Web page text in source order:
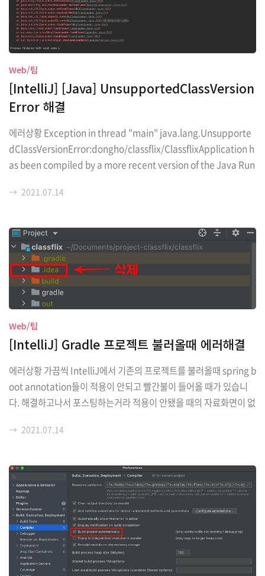
(2)
Profile("local")을 붙여줍니다. 보통은 개발단계에서 InitDB를 ma
in에서만 실행시킬때 사용합니다..
Web/팁
[IntelliJ] [Java] UnsupportedClassVersion
Error 해결
에러상황 Exception in thread "main" java.lang.Unsupporte
dClassVersionError:dongho/classflix/ClassflixApplication h
as been compiled by a more recent version of the Java Run
me only recognizes class file versions up to 52.0 원래 프로젝
전은 52.0 이라서 로딩이 불가하다는 에러입니다. 버전이 55.0, 52.
0 이라고 되어있어서 헷갈릴 수 있는데, Java 버전은 이렇..
→ 2021.07.14
Web/팁
[IntelliJ] Gradle 프로젝트 불러올때 에러해결
에러상황 가끔씩 IntelliJ에서 기존의 프로젝트를 불러올때 spring b
oot annotation들이 적용이 안되고 빨간불이 들어올 때가 있습니
다. 해결하고나서 포스팅하는거라 적용이 안됐을 때의 자료화면이 없
니다. 그래도 아마 프로젝트 불러왔을때 원래 되던 스프링부트가 안
은 간단합니다. 프로젝트 디렉토리에서 .idea 디렉토리를 삭제하고
다시 프로젝트를 import 하면 됩니다. 그리고 인텔리제이를 종료한
뒤, 다시 build.grade을 open해줍니다. 그러면 .idea가 없기때문
에 아래와같이 gradle 프로젝트를 새로 임포트할 수 있는 화면이 뜹
니다. 여기서..
→ 2021.07.14